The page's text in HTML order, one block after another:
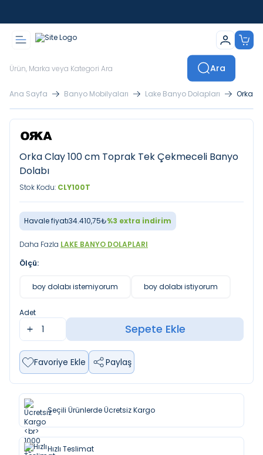
Ara
Ana Sayfa Banyo Mobilyaları Lake Banyo Dolapları Orka
Orka Clay 100 cm Toprak Tek Çekmeceli Banyo
Dolabı
Stok Kodu: CLY100T
Havale fiyatı34.410,75₺%3 extra indirim
Daha Fazla LAKE BANYO DOLAPLARI
Ölçü:
boy dolabı istemiyorum boy dolabı istiyorum
Adet
Sepete Ekle
Favoriye Ekle Paylaş
Seçili Ürünlerde Ücretsiz Kargo
Hızlı Teslimat